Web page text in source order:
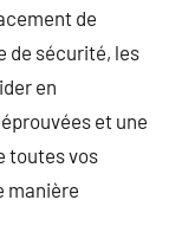
de
de sécurité, les
en
et une
toutes vos
manière